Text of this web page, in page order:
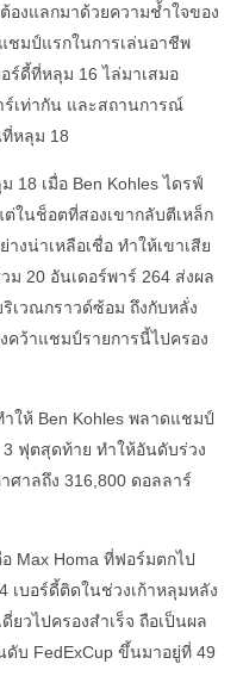
องแลกมาด้วยความช้ำใจของ
ชมป์แรกในการเล่นอาชีพ
ร์ดี้ที่หลุม 16 ไล่มาเสมอ
ร์เท่ากัน และสถานการณ์
หลุม 18
เมื่อ Ben Kohles ไดรฟ์
ต่ในช็อตที่สองเขากลับตีเหล็ก
งน่าเหลือเชื่อ ทำให้เขาเสีย
20 อันเดอร์พาร์ 264 ส่งผล
เวณกราวด์ซ้อม ถึงกับหลั่ง
คว้าแชมป์รายการนี้ไปครอง
ให้ Ben Kohles พลาดแชมป์
ฟุตสุดท้าย ทำให้อันดับร่วง
ศาลถึง 316,800 ดอลลาร์
Max Homa ที่ฟอร์มตกไป
เบอร์ดี้ติดในช่วงเก้าหลุมหลัง
วไปครองสำเร็จ ถือเป็นผล
บ FedExCup ขึ้นมาอยู่ที่ 49